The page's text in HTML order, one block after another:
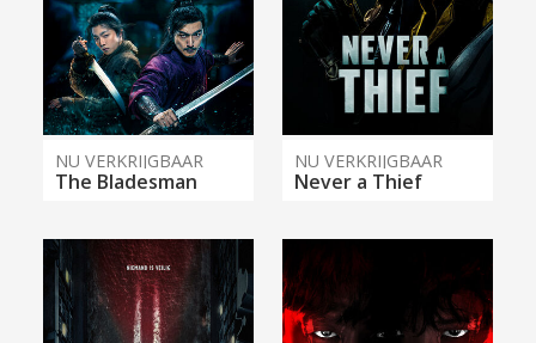
NU VERKRIJGBAAR
The Bladesman
NU VERKRIJGBAAR
Never a Thief